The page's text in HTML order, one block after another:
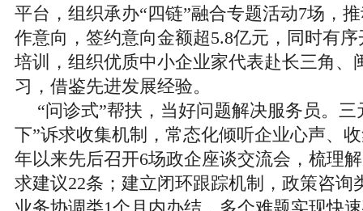
平台，组织承办“四链”融合专题活动7场，
作意向，签约意向金额超5.8亿元，同时有
培训，组织优质中小企业家代表赴长三角、
习，借鉴先进发展经验。
“问诊式”帮扶，当好问题解决服务员。三
下”诉求收集机制，常态化倾听企业心声、
年以来先后召开6场政企座谈交流会，梳理
求建议22条；建立闭环跟踪机制，政策咨询